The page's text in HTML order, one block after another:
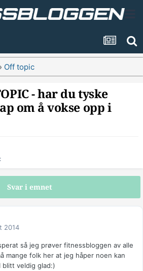
Off topic
- har du tyske
om å vokse opp i
Svar i emnet
2014
så jeg prøver fitnessbloggen av alle
mange folk her at jeg håper noen kan
blitt veldig glad:)